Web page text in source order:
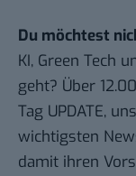
Du möchtest
KI, Green Tech
geht? Über
Tag UPDATE,
wichtigsten
damit ihren